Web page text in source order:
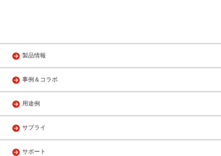
製品情報
事例＆コラボ
用途例
サプライ
サポート